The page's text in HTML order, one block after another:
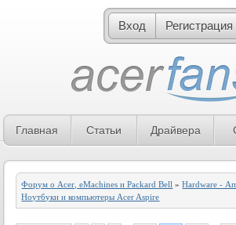
Вход Регистрация
Главная Статьи Драйвера
Форум о Acer, eMachines и Packard Bell »Hardware -
Ноутбуки и компьютеры Acer Aspire